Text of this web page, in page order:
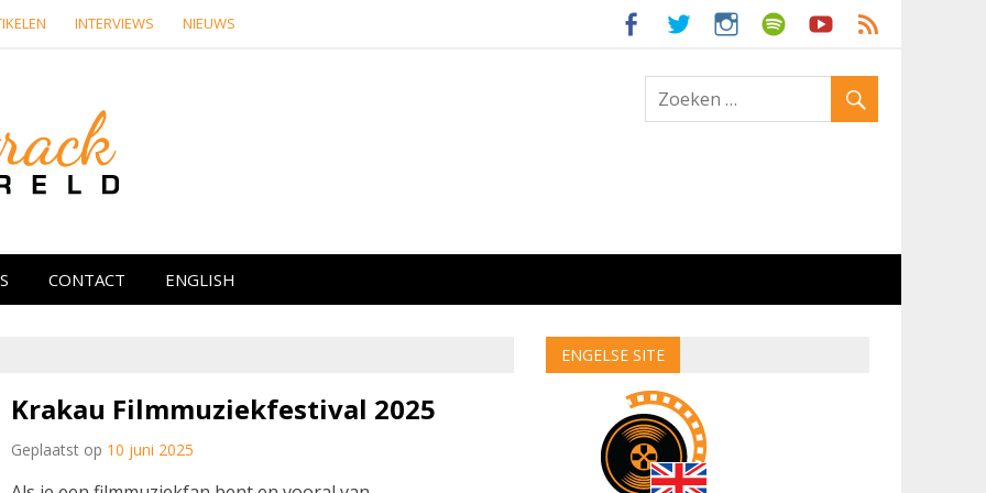
INTERVIEWS NIEUWS
media
CONTACT ENGLISH
Krakau Filmmuziekfestival 2025
Geplaatst op 10 juni 2025
ENGELSE SITE